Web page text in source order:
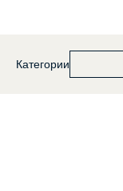
Категории